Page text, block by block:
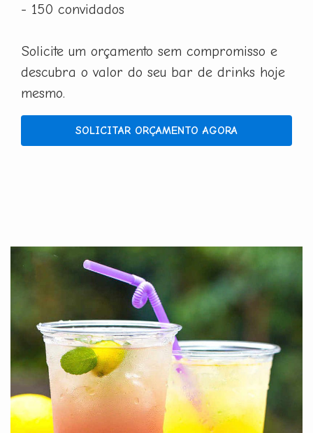
- 150 convidados
Solicite um orçamento sem compromisso e
descubra o valor do seu bar de drinks hoje
mesmo.
SOLICITAR ORÇAMENTO AGORA